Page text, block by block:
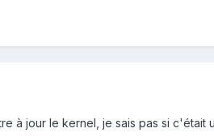
à jour le kernel, je sais pas si